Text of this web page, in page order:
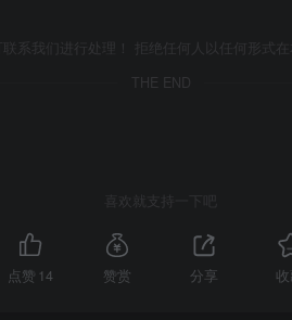
系我们进行处理！ 拒绝任何人以任何形式
THE END
喜欢就支持一下吧
点赞 14 赞赏 分享